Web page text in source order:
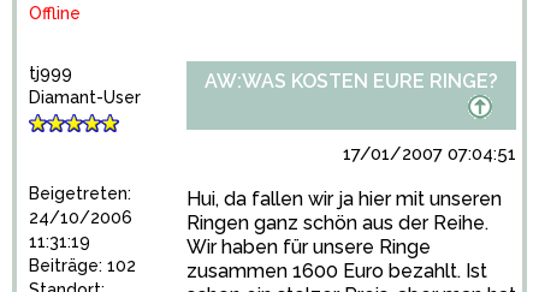
Offline
tj999
Diamant-User
Beigetreten:
24/10/2006
11:31:19
Beiträge: 102
AW:WAS KOSTEN EURE RINGE?
17/01/2007 07:04:51
Hui, da fallen wir ja hier mit unseren
Ringen ganz schön aus der Reihe.
Wir haben für unsere Ringe
zusammen 1600 Euro bezahlt. Ist